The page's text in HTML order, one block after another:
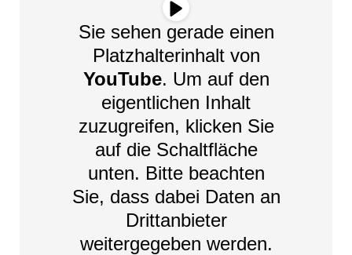
Sie sehen gerade einen
Platzhalterinhalt von
YouTube. Um auf den
eigentlichen Inhalt
zuzugreifen, klicken Sie
auf die Schaltfläche
unten. Bitte beachten
Sie, dass dabei Daten an
Drittanbieter
weitergegeben werden.